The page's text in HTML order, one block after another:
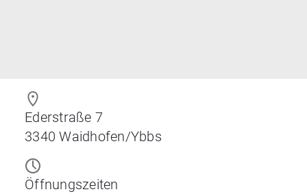
Ederstraße 7
3340 Waidhofen/Ybbs
Öffnungszeiten